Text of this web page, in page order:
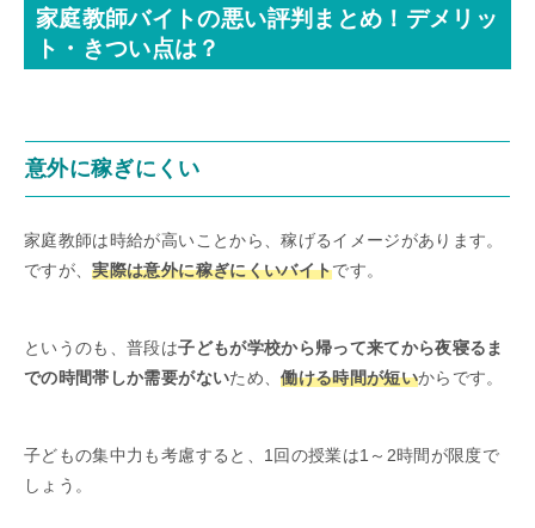
家庭教師バイトの悪い評判まとめ！デメリッ
ト・きつい点は？
意外に稼ぎにくい
家庭教師は時給が高いことから、稼げるイメージがあります。
ですが、実際は意外に稼ぎにくいバイトです。
というのも、普段は子どもが学校から帰って来てから夜寝るま
での時間帯しか需要がないため、働ける時間が短いからです。
子どもの集中力も考慮すると、1回の授業は1～2時間が限度で
しょう。